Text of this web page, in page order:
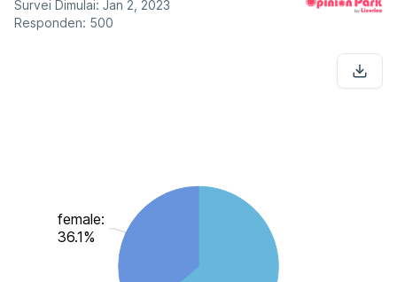
Survei Dimulai: Jan 2, 2023
Responden: 500
female:
36.1%